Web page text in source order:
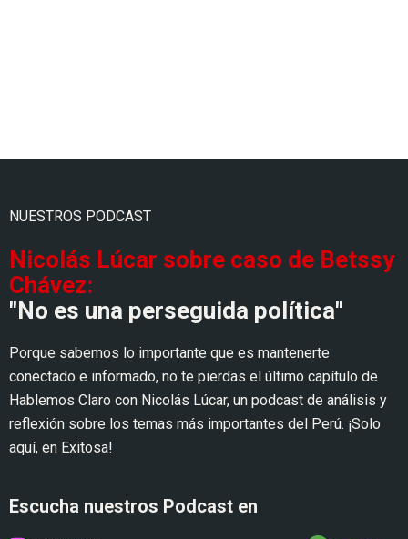
NUESTROS PODCAST
Nicolás Lúcar sobre caso de Betssy
Chávez:
"No es una perseguida política"
Porque sabemos lo importante que es mantenerte
conectado e informado, no te pierdas el último capítulo de
Hablemos Claro con Nicolás Lúcar, un podcast de análisis y
reflexión sobre los temas más importantes del Perú. ¡Solo
aquí, en Exitosa!
Escucha nuestros Podcast en